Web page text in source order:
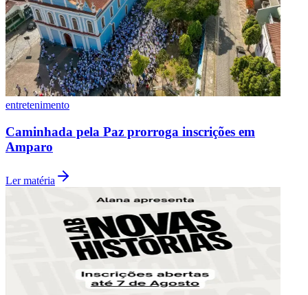
Fluminense
entretenimento
Caminhada pela Paz prorroga inscrições em
Amparo
Ler matéria